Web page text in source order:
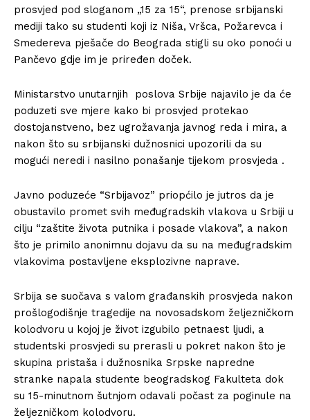
prosvjed pod sloganom „15 za 15“, prenose srbijanski
mediji tako su studenti koji iz Niša, Vršca, Požarevca i
Smedereva pješače do Beograda stigli su oko ponoći u
Pančevo gdje im je priređen doček.
Ministarstvo unutarnjih poslova Srbije najavilo je da će
poduzeti sve mjere kako bi prosvjed protekao
dostojanstveno, bez ugrožavanja javnog reda i mira, a
nakon što su srbijanski dužnosnici upozorili da su
mogući neredi i nasilno ponašanje tijekom prosvjeda .
Javno poduzeće “Srbijavoz” priopćilo je jutros da je
obustavilo promet svih međugradskih vlakova u Srbiji u
cilju “zaštite života putnika i posade vlakova”, a nakon
što je primilo anonimnu dojavu da su na međugradskim
vlakovima postavljene eksplozivne naprave.
Srbija se suočava s valom građanskih prosvjeda nakon
prošlogodišnje tragedije na novosadskom željezničkom
kolodvoru u kojoj je život izgubilo petnaest ljudi, a
studentski prosvjedi su prerasli u pokret nakon što je
skupina pristaša i dužnosnika Srpske napredne
stranke napala studente beogradskog Fakulteta dok
su 15-minutnom šutnjom odavali počast za poginule na
željezničkom kolodvoru.